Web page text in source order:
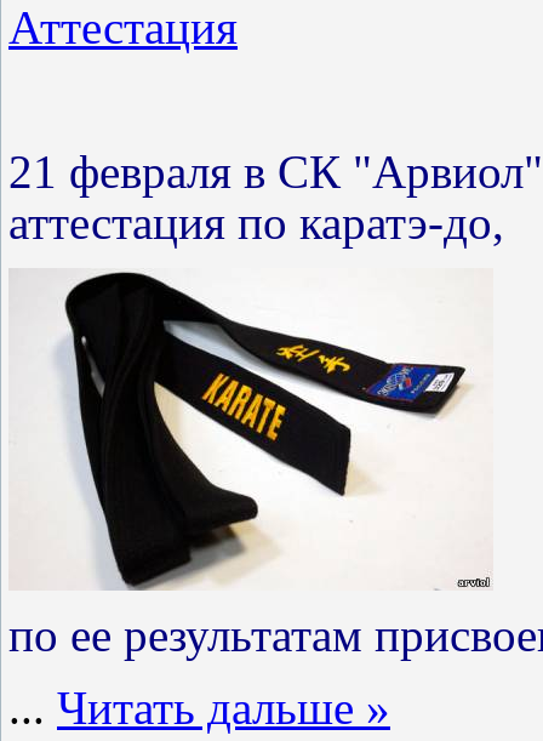
Аттестация
21 февраля в СК "Арвиол"
аттестация по каратэ-до,
по ее результатам
... Читать дальше »